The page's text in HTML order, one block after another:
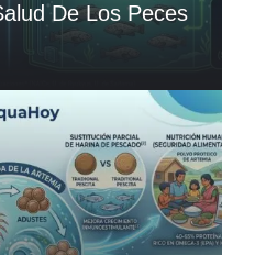
De Los Peces